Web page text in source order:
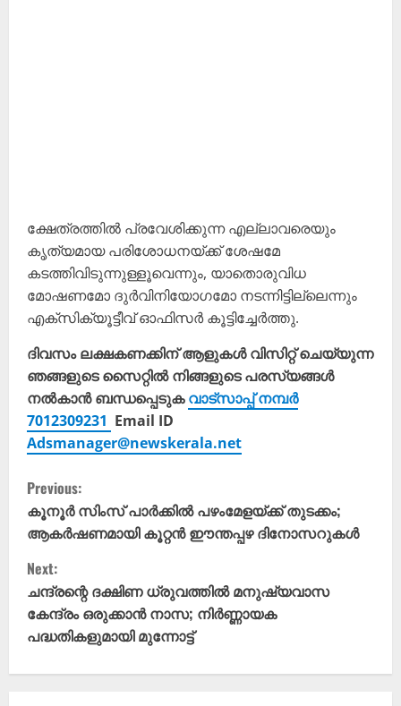
ക്ഷേത്രത്തിൽ പ്രവേശിക്കുന്ന എല്ലാവരെയും
കൃത്യമായ പരിശോധനയ്ക്ക് ശേഷമേ
കടത്തിവിടുന്നുള്ളൂവെന്നും, യാതൊരുവിധ
മോഷണമോ ദുർവിനിയോഗമോ നടന്നിട്ടില്ലെന്നും
എക്സിക്യൂട്ടീവ് ഓഫിസർ കൂട്ടിച്ചേർത്തു.
ദിവസം ലക്ഷകണക്കിന് ആളുകൾ വിസിറ്റ് ചെയ്യുന്ന
ഞങ്ങളുടെ സൈറ്റിൽ നിങ്ങളുടെ പരസ്യങ്ങൾ
നൽകാൻ ബന്ധപ്പെടുകവാട്സാപ്പ് നമ്പർ
7012309231 Email ID
Adsmanager@newskerala.net
C
o
n
t
i
n
Previous:
കൂനൂർ സിംസ് പാർക്കിൽ പഴംമേളയ്ക്ക് തുടക്കം;
ആകര്‍ഷണമായി കൂറ്റൻ ഈന്തപ്പഴ ദിനോസറുകൾ
Next:
ചന്ദ്രന്റെ ദക്ഷിണ ധ്രുവത്തിൽ മനുഷ്യവാസ
കേന്ദ്രം ഒരുക്കാൻ നാസ; നിർണ്ണായക
പദ്ധതികളുമായി മുന്നോട്ട്